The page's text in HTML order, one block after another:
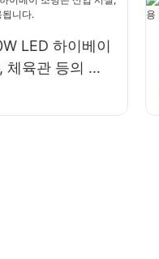
LED 하이베이
체육관 등의 실
다.